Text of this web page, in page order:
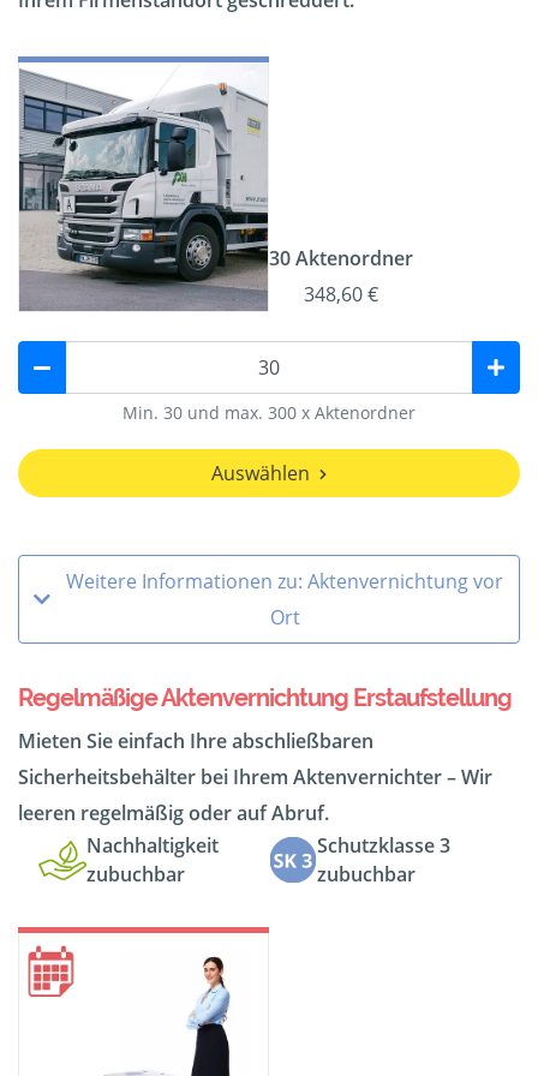
30 Aktenordner
348,60 €
Min. 30 und max. 300 x Aktenordner
Auswählen
Weitere Informationen zu: Aktenvernichtung vor
Ort
Regelmäßige Aktenvernichtung Erstaufstellung
Mieten Sie einfach Ihre abschließbaren
Sicherheitsbehälter bei Ihrem Aktenvernichter – Wir
leeren regelmäßig oder auf Abruf.
Nachhaltigkeit
zubuchbar
Schutzklasse 3
zubuchbar